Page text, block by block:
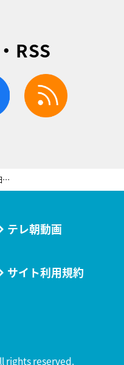
RSS
facebook
サンド＆芦田愛菜、晴着姿で初ロケ！2022年絶対に行くべき強運スポットをめぐる
テレ朝動画
サイト利用規約
rights reserved.